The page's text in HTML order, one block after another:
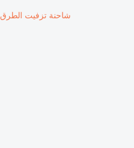
شاحنة تزفيت الطرق MAN STAR 15.227